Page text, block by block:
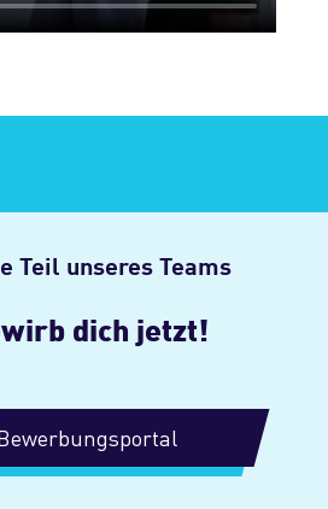
Teil unseres Teams
dich jetzt!